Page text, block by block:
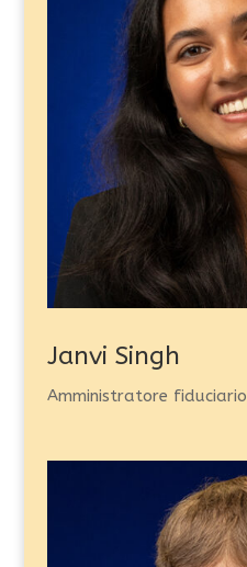
Janvi Singh
Amministratore fiduciario